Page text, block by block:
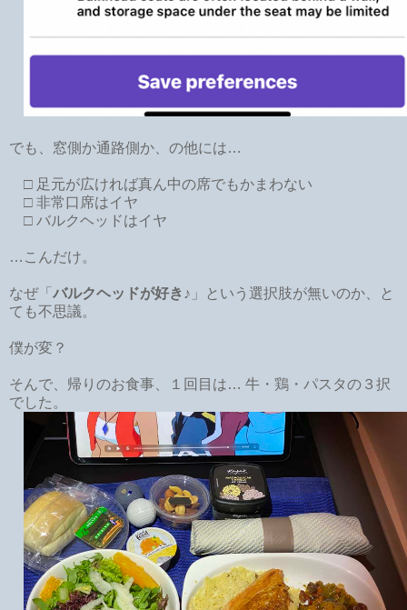
でも、窓側か通路側か、の他には…
□ 足元が広ければ真ん中の席でもかまわない
□ 非常口席はイヤ
□ バルクヘッドはイヤ
…こんだけ。
なぜ「 バルクヘッドが好き ♪」という選択肢が無いのか、と
ても不思議。
僕が変？
そんで、帰りのお食事、１回目は… 牛・鶏・パスタの３択
でした。